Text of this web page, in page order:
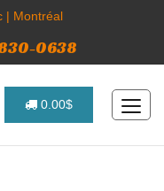
| Montréal
0638
0.00$